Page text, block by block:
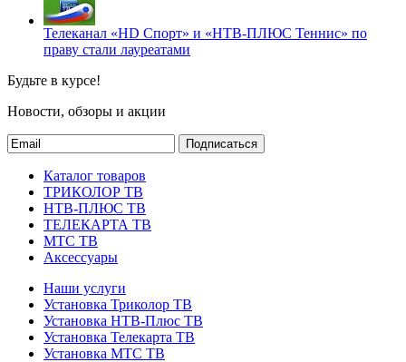
Телеканал «HD Спорт» и «НТВ-ПЛЮС Теннис» по
праву стали лауреатами
Будьте в курсе!
Новости, обзоры и акции
Подписаться
Каталог товаров
ТРИКОЛОР ТВ
НТВ-ПЛЮС ТВ
ТЕЛЕКАРТА ТВ
МТС ТВ
Аксессуары
Наши услуги
Установка Триколор ТВ
Установка НТВ-Плюс ТВ
Установка Телекарта ТВ
Установка МТС ТВ